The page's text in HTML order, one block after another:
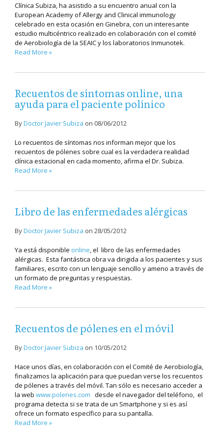
Clínica Subiza, ha asistido a su encuentro anual con la
European Academy of Allergy and Clinical immunology
celebrado en esta ocasión en Ginebra, con un interesante
estudio multicéntrico realizado en colaboración con el comité
de Aerobiología de la SEAIC y los laboratorios Inmunotek.
Read More »
Recuentos de síntomas online, una
ayuda para el paciente polínico
ByDoctor Javier Subiza on 08/06/2012
Lo recuentos de síntomas nos informan mejor que los
recuentos de pólenes sobre cual es la verdadera realidad
clínica estacional en cada momento, afirma el Dr. Subiza.
Read More »
Libro de las enfermedades alérgicas
ByDoctor Javier Subiza on 28/05/2012
Ya está disponible online, el libro de las enfermedades
alérgicas. Esta fantástica obra va dirigida a los pacientes y sus
familiares, escrito con un lenguaje sencillo y ameno a través de
un formato de preguntas y respuestas.
Read More »
Recuentos de pólenes en el móvil
ByDoctor Javier Subiza on 10/05/2012
Hace unos días, en colaboración con el Comité de Aerobiología,
finalizamos la aplicación para que puedan verse los recuentos
de pólenes a través del móvil. Tan sólo es necesario acceder a
la web www.polenes.com desde el navegador del teléfono, el
programa detecta si se trata de un Smartphone y si es así
ofrece un formato específico para su pantalla.
Read More »